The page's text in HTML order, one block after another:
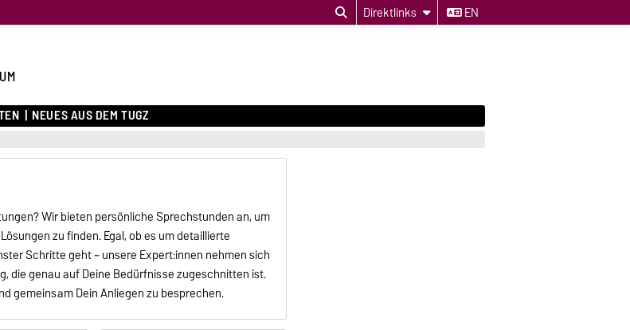
Direktlinks EN
NEUES AUS DEM TUGZ
Wir bieten persönliche Sprechstunden an, um
zu finden. Egal, ob es um detaillierte
Schritte geht – unsere Expert:innen nehmen sich
die genau auf Deine Bedürfnisse zugeschnitten ist.
gemeinsam Dein Anliegen zu besprechen.